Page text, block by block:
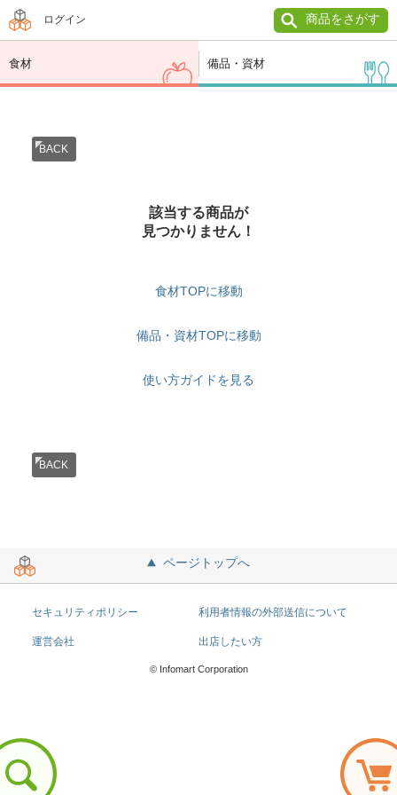
ログイン 商品をさがす
食材 備品・資材
BACK
該当する商品が
見つかりません！
食材TOPに移動
備品・資材TOPに移動
使い方ガイドを見る
BACK
ページトップへ
セキュリティポリシー 利用者情報の外部送信について
運営会社 出店したい方
© Infomart Corporation